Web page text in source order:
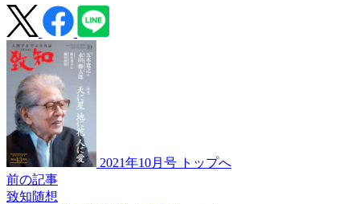
2021年10月号 トップへ
前の記事
致知随想